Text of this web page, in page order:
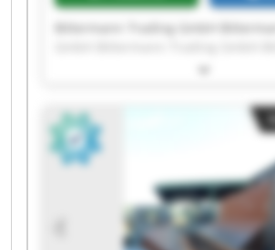
Bittermann Trading GmbH
Trading GmbH Bittermann Trading
GmbH Bittermann Trading GmbH
Trading GmbH Bittermann Trading
Bittermann Trading GmbH
GmbH Bittermann Trading GmbH
Trading GmbH Bittermann Trading
Bittermann Trading GmbH
GmbH Bittermann Trading GmbH
Trading GmbH Bittermann Trading